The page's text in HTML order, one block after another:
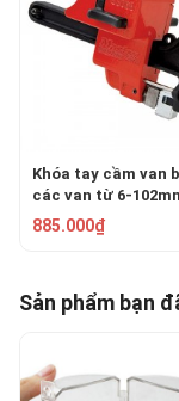
Khóa tay cầm van
các van từ 6-
Master Lock S3068
885.000₫
Sản phẩm bạn